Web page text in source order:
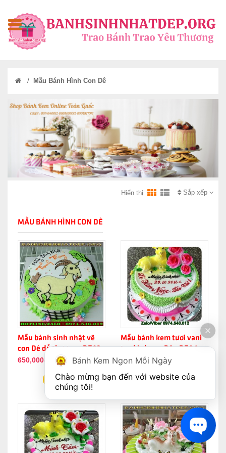
/ Mẫu Bánh Hình Con Dê
Sắp xếp
Hiển thị
MẪU BÁNH HÌNH CON DÊ
Mẫu bánh sinh nhật vẽ
con Dê dễ thương - DE03
650,000đ
Mẫu bánh kem tươi vani
tạo hình con Dê - DE04
650,000đ
Bánh Kem Ngon Mỗi Ngày
Chào mừng bạn đến với website của
chúng tôi!